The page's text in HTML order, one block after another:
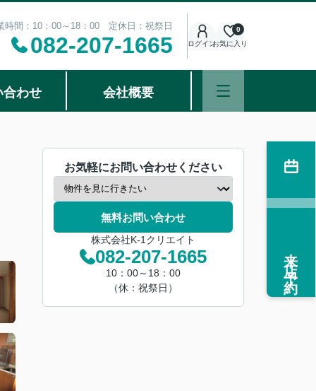
時間：10：00～18：00 定休日：祝祭日
082-207-1665 ログインお気に入り
0
合わせ 会社概要
お気軽にお問い合わせください
無料お問い合わせ
株式会社K-1クリエイト
082-207-1665
10：00～18：00
（休：祝祭日）
来店予約